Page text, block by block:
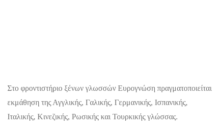
Στο φροντιστήριο ξένων γλωσσών Ευρογνώση πραγματοποιείται
εκμάθηση της Αγγλικής, Γαλικής, Γερμανικής, Ισπανικής,
Ιταλικής, Κινεζικής, Ρωσικής και Τουρκικής γλώσσας.